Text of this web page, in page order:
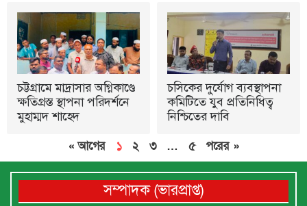
চট্টগ্রামে মাদ্রাসার অগ্নিকাণ্ডে
ক্ষতিগ্রস্ত স্থাপনা পরিদর্শনে
মুহাম্মদ শাহেদ
চসিকের দুর্যোগ ব্যবস্থাপনা
কমিটিতে যুব প্রতিনিধিত্ব
নিশ্চিতের দাবি
« আগের ১ ২ ৩ … ৫ পরের »
সম্পাদক (ভারপ্রাপ্ত)